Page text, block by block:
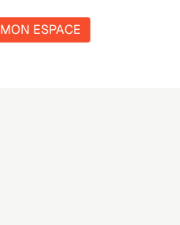
MON ESPACE